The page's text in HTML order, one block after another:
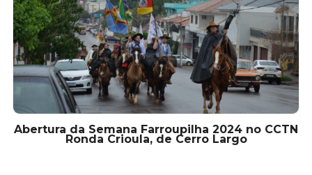
Abertura da Semana Farroupilha 2024 no CCTN
Ronda Crioula, de Cerro Largo